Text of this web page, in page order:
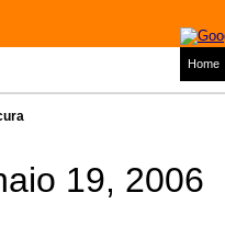
Home
19, 2006